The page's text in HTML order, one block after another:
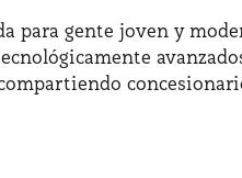
para gente joven y